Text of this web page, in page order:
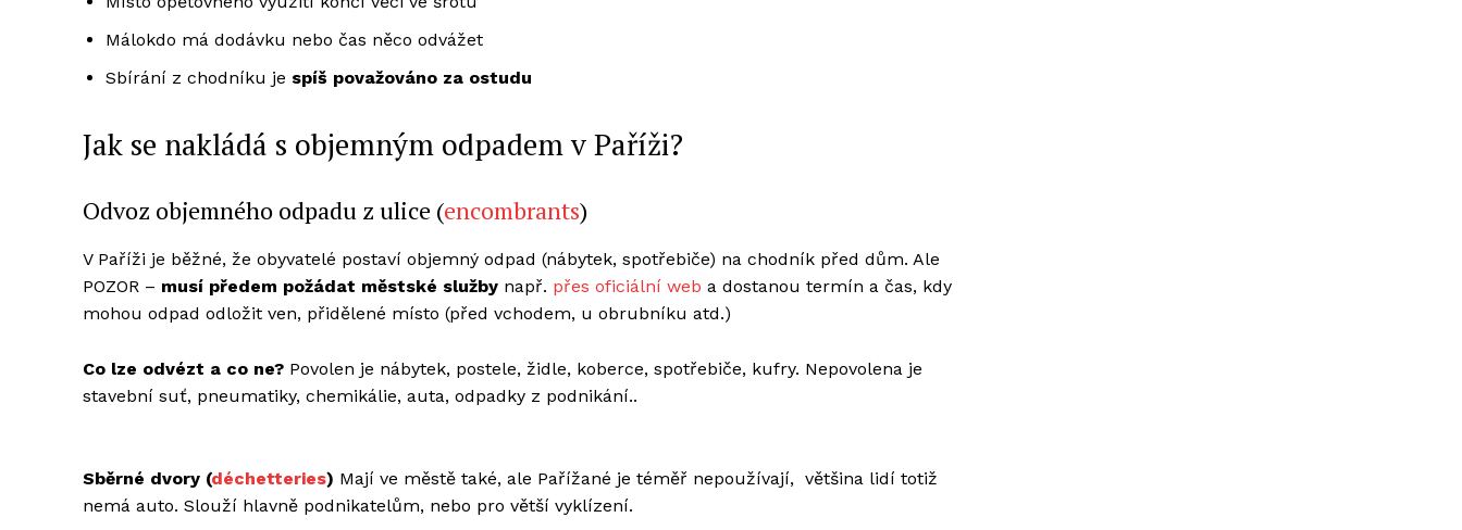
Málokdo má dodávku nebo čas něco odvážet
Sbírání z chodníku je spíš považováno za ostudu
Jak se nakládá s objemným odpadem v Paříži?
Odvoz objemného odpadu z ulice (encombrants)
V Paříži je běžné, že obyvatelé postaví objemný odpad (nábytek, spotřebiče) na chodník před dům. Ale
POZOR – musí předem požádat městské služby např. přes oficiální web a dostanou termín a čas, kdy
mohou odpad odložit ven, přidělené místo (před vchodem, u obrubníku atd.)
Co lze odvézt a co ne? Povolen je nábytek, postele, židle, koberce, spotřebiče, kufry. Nepovolena je
stavební suť, pneumatiky, chemikálie, auta, odpadky z podnikání..
Sběrné dvory (déchetteries) Mají ve městě také, ale Pařížané je téměř nepoužívají, většina lidí totiž
nemá auto. Slouží hlavně podnikatelům, nebo pro větší vyklízení.